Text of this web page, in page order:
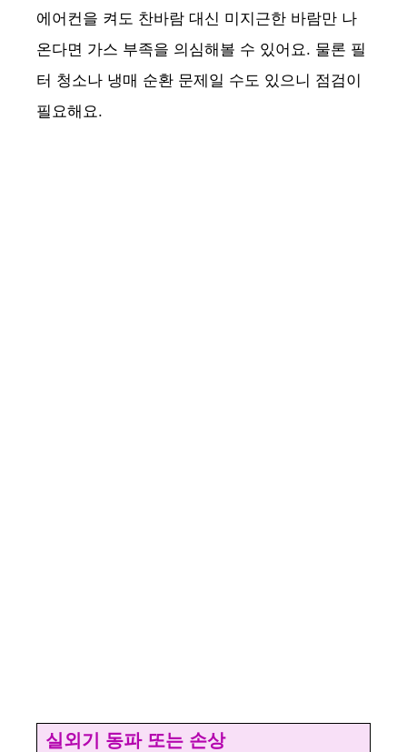
에어컨을 켜도 찬바람 대신 미지근한 바람만 나
온다면 가스 부족을 의심해볼 수 있어요. 물론 필
터 청소나 냉매 순환 문제일 수도 있으니 점검이
필요해요.
실외기 동파 또는 손상